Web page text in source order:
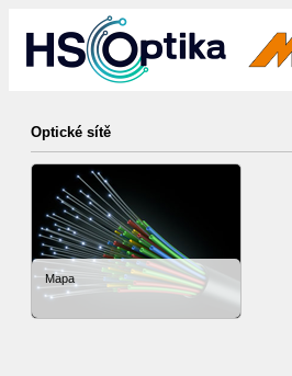
Optické sítě
Mapa